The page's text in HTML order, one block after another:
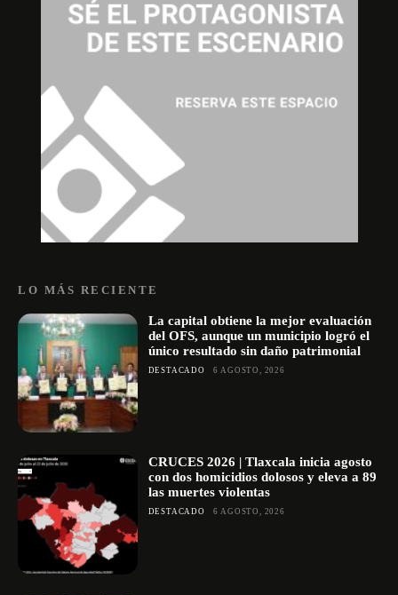
LO MÁS RECIENTE
La capital obtiene la mejor evaluación
del OFS, aunque un municipio logró el
único resultado sin daño patrimonial
DESTACADO 6 AGOSTO, 2026
CRUCES 2026 | Tlaxcala inicia agosto
con dos homicidios dolosos y eleva a 89
las muertes violentas
DESTACADO 6 AGOSTO, 2026